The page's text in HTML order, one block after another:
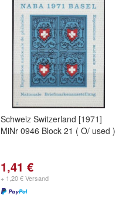
Schweiz Switzerland [1971]
MiNr 0946 Block 21 ( O/ used )
1,41 €
+ 1,20 € Versand